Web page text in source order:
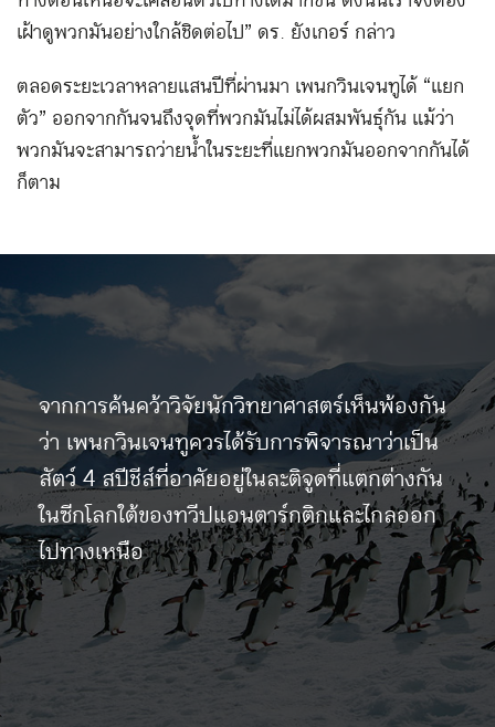
เฝ้าดูพวกมันอย่างใกล้ชิดต่อไป” ดร. ยังเกอร์ กล่าว
ตลอดระยะเวลาหลายแสนปีที่ผ่านมา เพนกวินเจนทูได้ “แยก
ตัว” ออกจากกันจนถึงจุดที่พวกมันไม่ได้ผสมพันธุ์กัน แม้ว่า
พวกมันจะสามารถว่ายน้ำในระยะที่แยกพวกมันออกจากกันได้
ก็ตาม
จากการค้นคว้าวิจัยนักวิทยาศาสตร์เห็นพ้องกัน
ว่า เพนกวินเจนทูควรได้รับการพิจารณาว่าเป็น
สัตว์ 4 สปีชีส์ที่อาศัยอยู่ในละติจูดที่แตกต่างกัน
ในซีกโลกใต้ของทวีปแอนตาร์กติกและไกลออก
ไปทางเหนือ